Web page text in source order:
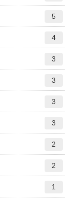
5
4
3
3
3
3
2
2
1